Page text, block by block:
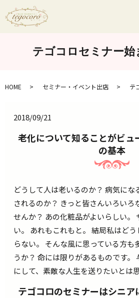
テゴコロセミナー
HOME セミナー・イベント出店 テ
2018/09/21
老化について知ることがビュ
の基本
どうして人は老いるのか？ 病気にな
されるのか？ きっと皆さんいろいろ
せんか？ あの化粧品がよいらしい。
い。 あれもこれもと。 結局私はど
らない。 そんな風に思っている方も
うか？ 命には限りがあるものです。
にして、素敵な人生を送りたいとは
テゴコロのセミナーはシニア